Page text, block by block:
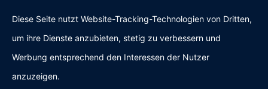
Diese Seite nutzt Website-Tracking-Technologien von Dritten,
um ihre Dienste anzubieten, stetig zu verbessern und
Werbung entsprechend den Interessen der Nutzer
anzuzeigen.